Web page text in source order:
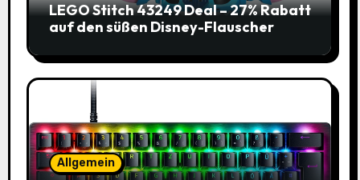
LEGO Stitch 43249 Deal – 27% Rabatt
auf den süßen Disney-Flauscher
Allgemein